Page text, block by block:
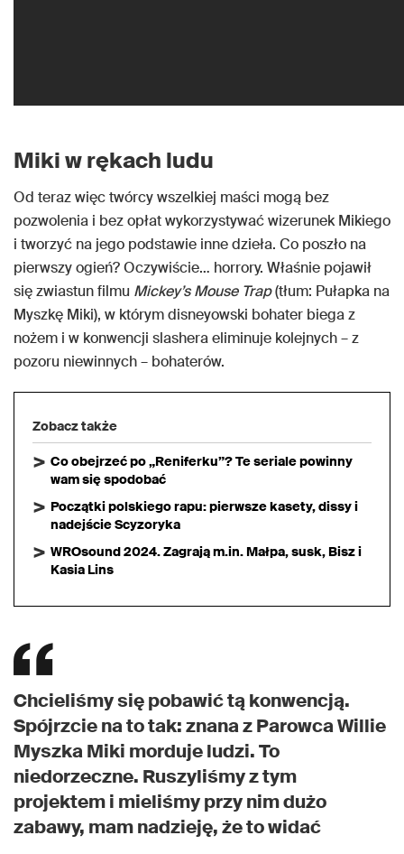
Miki w rękach ludu
Od teraz więc twórcy wszelkiej maści mogą bez
pozwolenia i bez opłat wykorzystywać wizerunek Mikiego
i tworzyć na jego podstawie inne dzieła. Co poszło na
pierwszy ogień? Oczywiście… horrory. Właśnie pojawił
się zwiastun filmu Mickey’s Mouse Trap(tłum: Pułapka na
Myszkę Miki), w którym disneyowski bohater biega z
nożem i w konwencji slashera eliminuje kolejnych – z
pozoru niewinnych – bohaterów.
Zobacz także
Co obejrzeć po „Reniferku”? Te seriale powinny
wam się spodobać
Początki polskiego rapu: pierwsze kasety, dissy i
nadejście Scyzoryka
WROsound 2024. Zagrają m.in. Małpa, susk, Bisz i
Kasia Lins
Chcieliśmy się pobawić tą konwencją.
Spójrzcie na to tak: znana z Parowca Willie
Myszka Miki morduje ludzi. To
niedorzeczne. Ruszyliśmy z tym
projektem i mieliśmy przy nim dużo
zabawy, mam nadzieję, że to widać